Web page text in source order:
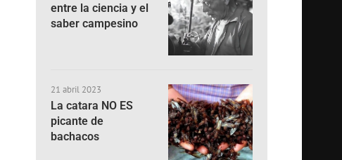
entre la ciencia y el
saber campesino
21 abril 2023
La catara NO ES
picante de
bachacos